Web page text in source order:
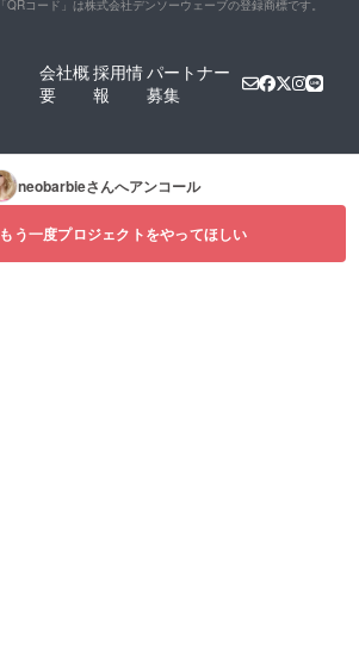
「QRコード」は株式会社デンソーウェーブの登録商標です。
会社概
要
採用情
報
パートナー
募集
neobarbieさんへアンコール
もう一度プロジェクトをやってほしい